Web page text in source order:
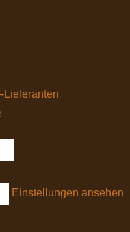
Lieferanten
Einstellungen ansehen